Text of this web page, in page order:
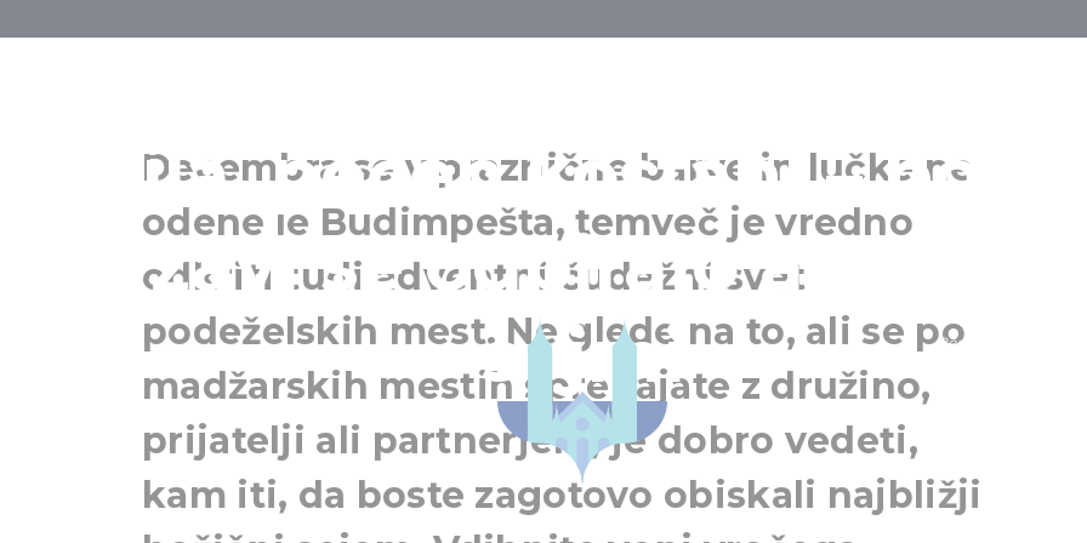
darila, pečen kostanj – po
državi se odpirajo
sejmi
Regija Szeged
Decembra se v praznične barve in lučke ne
odene le Budimpešta, temveč je vredno
odkriti tudi adventni čudežni svet
podeželskih mest. Ne glede na to, ali se po
madžarskih mestih sprehajate z družino,
prijatelji ali partnerjem, je dobro vedeti,
kam iti, da boste zagotovo obiskali najbližji